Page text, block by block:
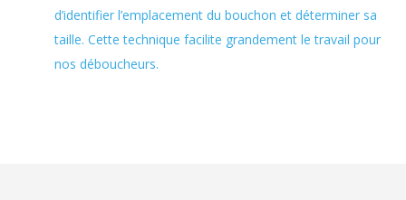
d’identifier l’emplacement du bouchon et déterminer sa
taille. Cette technique facilite grandement le travail pour
nos déboucheurs.